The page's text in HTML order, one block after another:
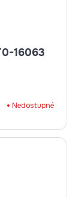
16063
Nedostupné